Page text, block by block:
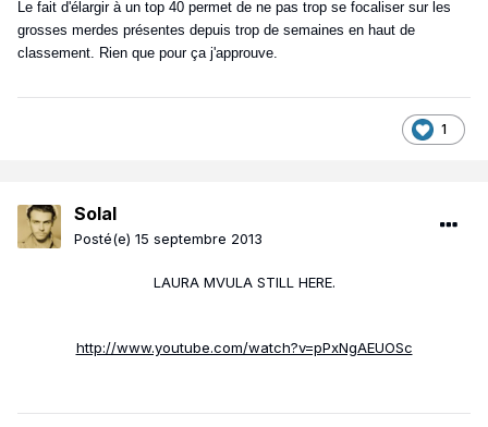
Le fait d'élargir à un top 40 permet de ne pas trop se focaliser sur les
grosses merdes présentes depuis trop de semaines en haut de
classement. Rien que pour ça j'approuve.
1
Solal
Posté(e) 15 septembre 2013
LAURA MVULA STILL HERE.
http://www.youtube.com/watch?v=pPxNgAEUOSc